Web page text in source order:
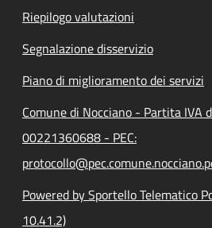
Riepilogo valutazioni
Segnalazione disservizio
Piano di miglioramento dei servizi
Comune di Nocciano - Partita IVA
00221360688 - PEC:
Powered by Sportello Telematico
10.41.2)